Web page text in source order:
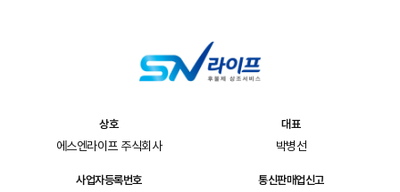
상호
에스엔라이프 주식회사
대표
박병선
사업자등록번호 통신판매업신고